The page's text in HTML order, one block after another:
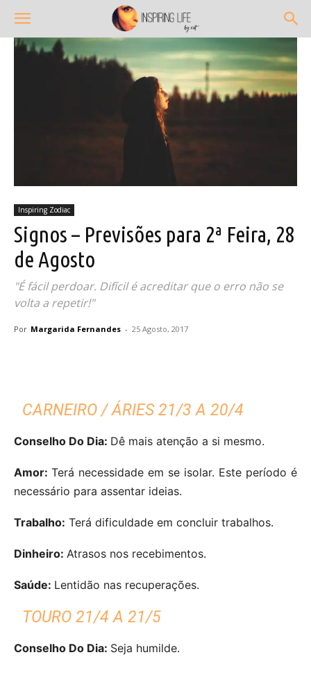
Inspiring Zodiac
Signos – Previsões para 2ª Feira, 28
de Agosto
"É fácil perdoar. Difícil é acreditar que o erro não se
volta a repetir!"
Por Margarida Fernandes - 25 Agosto, 2017
CARNEIRO / ÁRIES 21/3 A 20/4
Conselho Do Dia: Dê mais atenção a si mesmo.
Amor: Terá necessidade em se isolar. Este período é
necessário para assentar ideias.
Trabalho: Terá dificuldade em concluir trabalhos.
Dinheiro: Atrasos nos recebimentos.
Saúde: Lentidão nas recuperações.
TOURO 21/4 A 21/5
Conselho Do Dia: Seja humilde.